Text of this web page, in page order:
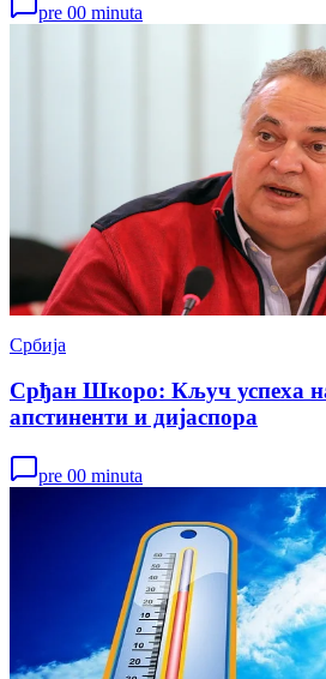
pre 00 minuta
Србија
Срђан Шкоро: Кључ успеха
апстиненти и дијаспора
pre 00 minuta